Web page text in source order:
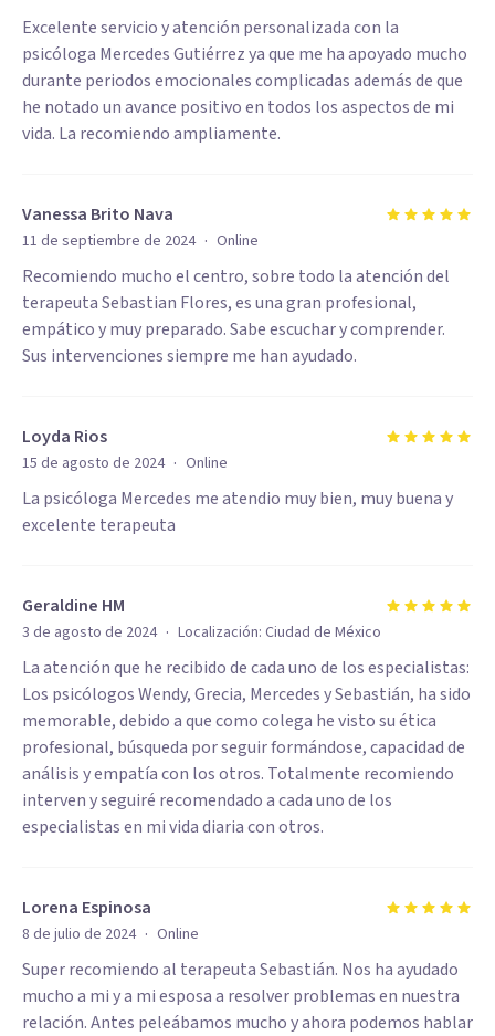
Excelente servicio y atención personalizada con la
psicóloga Mercedes Gutiérrez ya que me ha apoyado mucho
durante periodos emocionales complicadas además de que
he notado un avance positivo en todos los aspectos de mi
vida. La recomiendo ampliamente.
Vanessa Brito Nava
11 de septiembre de 2024 · Online
Recomiendo mucho el centro, sobre todo la atención del
terapeuta Sebastian Flores, es una gran profesional,
empático y muy preparado. Sabe escuchar y comprender.
Sus intervenciones siempre me han ayudado.
Loyda Rios
15 de agosto de 2024 · Online
La psicóloga Mercedes me atendio muy bien, muy buena y
excelente terapeuta
Geraldine HM
3 de agosto de 2024 · Localización: Ciudad de México
La atención que he recibido de cada uno de los especialistas:
Los psicólogos Wendy, Grecia, Mercedes y Sebastián, ha sido
memorable, debido a que como colega he visto su ética
profesional, búsqueda por seguir formándose, capacidad de
análisis y empatía con los otros. Totalmente recomiendo
interven y seguiré recomendado a cada uno de los
especialistas en mi vida diaria con otros.
Lorena Espinosa
8 de julio de 2024 · Online
Super recomiendo al terapeuta Sebastián. Nos ha ayudado
mucho a mi y a mi esposa a resolver problemas en nuestra
relación. Antes peleábamos mucho y ahora podemos hablar